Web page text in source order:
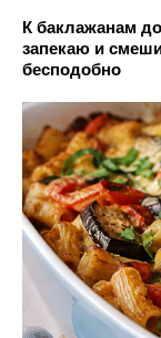
К баклажанам
запекаю и
бесподобно